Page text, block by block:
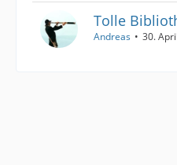
Tolle
Andreas 30.